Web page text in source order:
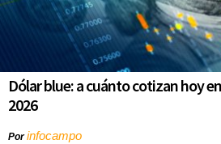
Dólar blue: a cuánto cotizan hoy
2026
Porinfocampo